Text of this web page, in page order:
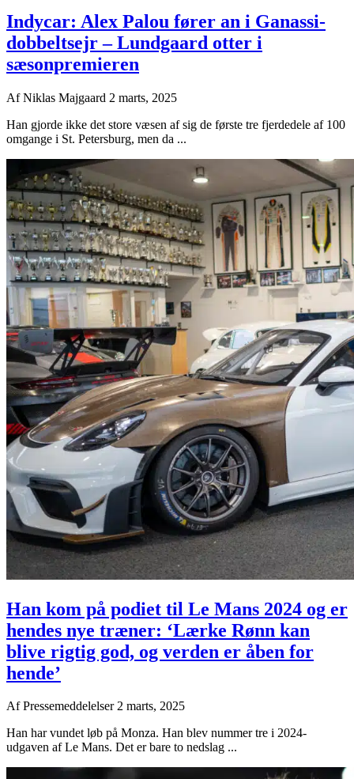
Indycar: Alex Palou fører an i Ganassi-
dobbeltsejr – Lundgaard otter i
sæsonpremieren
AfNiklas Majgaard 2 marts, 2025
Han gjorde ikke det store væsen af sig de første tre fjerdedele af 100
omgange i St. Petersburg, men da ...
Han kom på podiet til Le Mans 2024 og er
hendes nye træner: ‘Lærke Rønn kan
blive rigtig god, og verden er åben for
hende’
AfPressemeddelelser2 marts, 2025
Han har vundet løb på Monza. Han blev nummer tre i 2024-
udgaven af Le Mans. Det er bare to nedslag ...